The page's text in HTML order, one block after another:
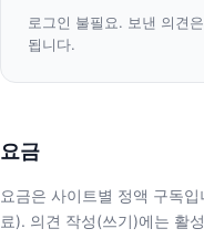
로그인 불필요. 보낸 의견
됩니다.
요금
요금은 사이트별 정액 구독
료). 의견 작성(쓰기)에는 활